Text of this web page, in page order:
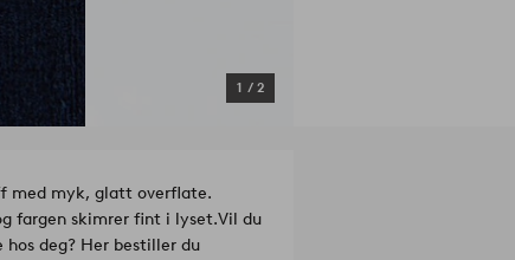
1 / 2
med myk, glatt overflate.
fargen skimrer fint i lyset.Vil du
deg? Her bestiller du